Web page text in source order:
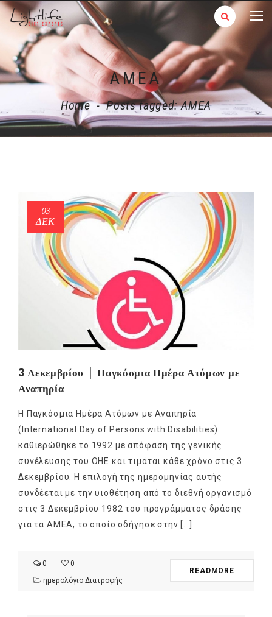
ΑΜΕΑ
Home - Posts tagged: ΑΜΕΑ
03
ΔΕΚ
3 Δεκεμβρίου │ Παγκόσμια Ημέρα Ατόμων με
Αναπηρία
Η Παγκόσμια Ημέρα Ατόμων με Αναπηρία
(International Day of Persons with Disabilities)
καθιερώθηκε το 1992 με απόφαση της γενικής
συνέλευσης του ΟΗΕ και τιμάται κάθε χρόνο στις 3
Δεκεμβρίου. Η επιλογή της ημερομηνίας αυτής
συνδέεται με την υιοθέτηση από το διεθνή οργανισμό
στις 3 Δεκεμβρίου 1982 του προγράμματος δράσης
για τα ΑΜΕΑ, το οποίο οδήγησε στην […]
0
0
ημερολόγιο Διατροφής
READMORE